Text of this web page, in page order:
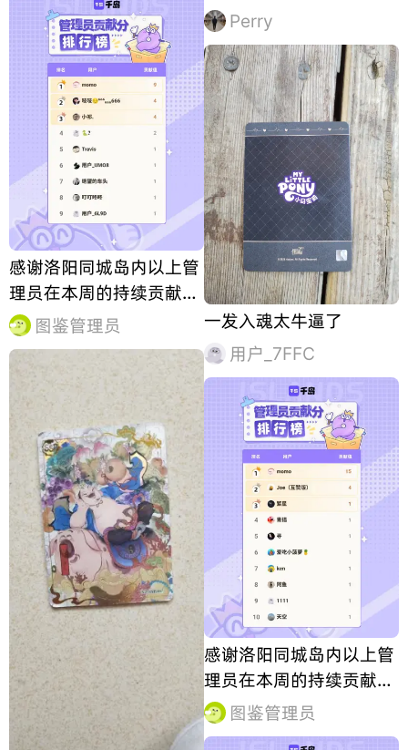
感谢洛阳同城岛内以上管
理员在本周的持续贡献，
合抱之木，生于毫末！图
鉴因你更完善！
图鉴管理员
Perry
一发入魂太牛逼了
用户_7FFC
感谢洛阳同城岛内以上管
理员在本周的持续贡献，
合抱之木，生于毫末！图
鉴因你更完善！
图鉴管理员